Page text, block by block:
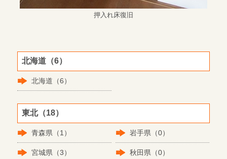
押入れ床復旧
北海道（6）
北海道（6）
東北（18）
青森県（1） 岩手県（0）
宮城県（3） 秋田県（0）